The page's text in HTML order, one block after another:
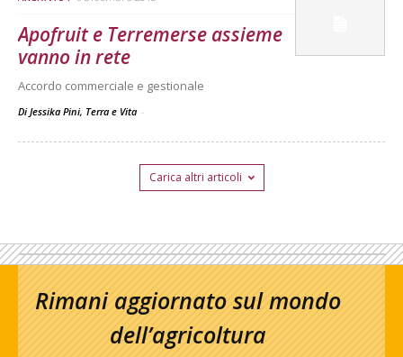
Apofruit e Terremerse assieme
vanno in rete
Accordo commerciale e gestionale
Di Jessika Pini, Terra e Vita -
Carica altri articoli
Rimani aggiornato sul mondo
dell’agricoltura